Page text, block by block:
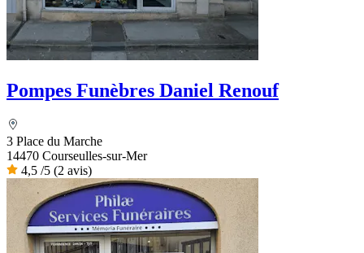
Pompes Funèbres Daniel Renouf
3 Place du Marche
14470 Courseulles-sur-Mer
4,5 /5 (2 avis)